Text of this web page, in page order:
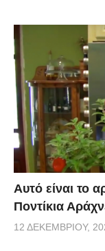
Αυτό είναι το
Ποντίκια
12 ΔΕΚΕΜΒΡΊΟΥ,